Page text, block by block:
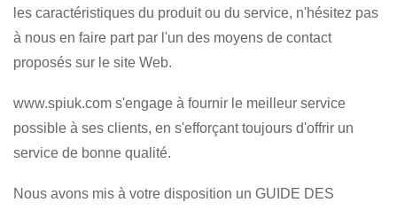
les caractéristiques du produit ou du service, n'hésitez pas
à nous en faire part par l'un des moyens de contact
proposés sur le site Web.
www.spiuk.com s'engage à fournir le meilleur service
possible à ses clients, en s'efforçant toujours d'offrir un
service de bonne qualité.
Nous avons mis à votre disposition un GUIDE DES